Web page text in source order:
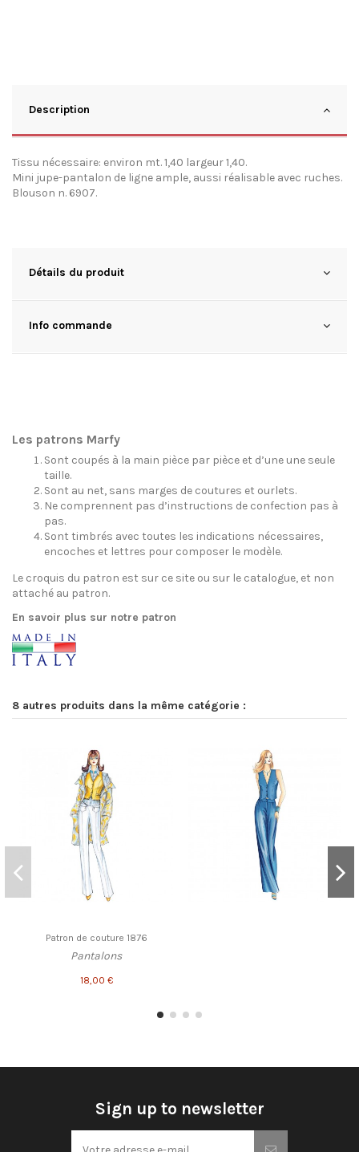
Description
Tissu nécessaire: environ mt. 1,40 largeur 1,40.
Mini jupe-pantalon de ligne ample, aussi réalisable avec ruches.
Blouson n. 6907.
Détails du produit
Info commande
Les patrons Marfy
Sont coupés à la main pièce par pièce et d’une une seule
taille.
Sont au net, sans marges de coutures et ourlets.
Ne comprennent pas d’instructions de confection pas à
pas.
Sont timbrés avec toutes les indications nécessaires,
encoches et lettres pour composer le modèle.
Le croquis du patron est sur ce site ou sur le catalogue, et non
attaché au patron.
En savoir plus sur notre patron
8 autres produits dans la même catégorie :
Patron de couture 1876
Pantalons
18,00 €
Sign up to newsletter